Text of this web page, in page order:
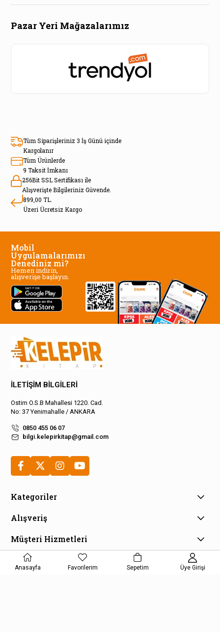
Pazar Yeri Mağazalarımız
Tüm Siparişleriniz 3 İş Günü içinde
Kargolanır
Tüm Ürünlerde
9 Taksit İmkanı
256Bit SSL Sertifikası ile
Alışverişte Bilgileriniz Güvende.
899,00 TL.
Üzeri Ücretsiz Kargo
Mobil
Uygulamalarımızı
Denediniz mi?
Hemen indirin,
alışverişe başlayın.
İLETİŞİM BİLGİLERİ
Ostim O.S.B Mahallesi 1220. Cad.
No: 37 Yenimahalle / ANKARA
0850 455 06 07
bilgi.kelepirkitap@gmail.com
Kategoriler
Alışveriş
Müşteri Hizmetleri
E-Bülten Aboneliği
Kampanya ve fırsatlardan haberdar olmak için e-bültenimize
Anasayfa Favorilerim Sepetim Üye Girişi